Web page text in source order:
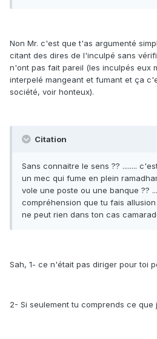
Non Mr. c'est que t'as argumenté
citant des dires de l'inculpé sans
n'ont pas fait pareil (les inculpés eux
interpelé mangeant et fumant et ça
société, voir honteux).
Citation
Sans connaitre le sens ?? ........
un mec qui fume en plein
vole une poste ou une banque ??
compréhension que tu fais allusion
ne peut rien dans ton cas
Sah, 1- ce n'était pas diriger pour toi
2- Si seulement tu comprends ce que